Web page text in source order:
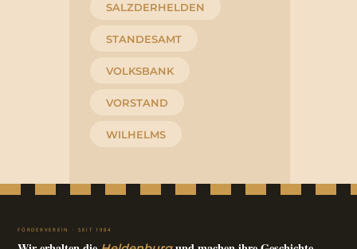
SALZDERHELDEN
STANDESAMT
VOLKSBANK
VORSTAND
WILHELMS
FÖRDERVEREIN · SEIT 1984